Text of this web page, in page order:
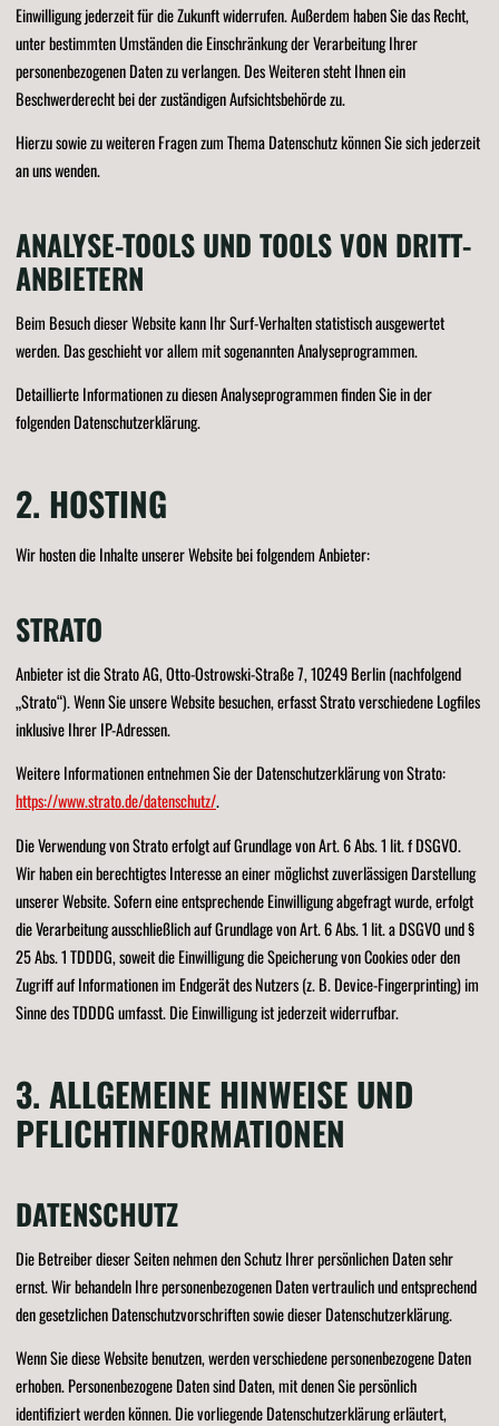
Einwilligung jederzeit für die Zukunft widerrufen. Außerdem haben Sie das Recht,
unter bestimmten Umständen die Einschränkung der Verarbeitung Ihrer
personenbezogenen Daten zu verlangen. Des Weiteren steht Ihnen ein
Beschwerderecht bei der zuständigen Aufsichtsbehörde zu.
Hierzu sowie zu weiteren Fragen zum Thema Datenschutz können Sie sich jederzeit
an uns wenden.
ANALYSE-TOOLS UND TOOLS VON DRITT­
ANBIETERN
Beim Besuch dieser Website kann Ihr Surf-Verhalten statistisch ausgewertet
werden. Das geschieht vor allem mit sogenannten Analyseprogrammen.
Detaillierte Informationen zu diesen Analyseprogrammen finden Sie in der
folgenden Datenschutzerklärung.
2. HOSTING
Wir hosten die Inhalte unserer Website bei folgendem Anbieter:
STRATO
Anbieter ist die Strato AG, Otto-Ostrowski-Straße 7, 10249 Berlin (nachfolgend
„Strato“). Wenn Sie unsere Website besuchen, erfasst Strato verschiedene Logfiles
inklusive Ihrer IP-Adressen.
Weitere Informationen entnehmen Sie der Datenschutzerklärung von Strato:
https://www.strato.de/datenschutz/.
Die Verwendung von Strato erfolgt auf Grundlage von Art. 6 Abs. 1 lit. f DSGVO.
Wir haben ein berechtigtes Interesse an einer möglichst zuverlässigen Darstellung
unserer Website. Sofern eine entsprechende Einwilligung abgefragt wurde, erfolgt
die Verarbeitung ausschließlich auf Grundlage von Art. 6 Abs. 1 lit. a DSGVO und §
25 Abs. 1 TDDDG, soweit die Einwilligung die Speicherung von Cookies oder den
Zugriff auf Informationen im Endgerät des Nutzers (z. B. Device-Fingerprinting) im
Sinne des TDDDG umfasst. Die Einwilligung ist jederzeit widerrufbar.
3. ALLGEMEINE HINWEISE UND
PFLICHT­INFORMATIONEN
DATENSCHUTZ
Die Betreiber dieser Seiten nehmen den Schutz Ihrer persönlichen Daten sehr
ernst. Wir behandeln Ihre personenbezogenen Daten vertraulich und entsprechend
den gesetzlichen Datenschutzvorschriften sowie dieser Datenschutzerklärung.
Wenn Sie diese Website benutzen, werden verschiedene personenbezogene Daten
erhoben. Personenbezogene Daten sind Daten, mit denen Sie persönlich
identifiziert werden können. Die vorliegende Datenschutzerklärung erläutert,